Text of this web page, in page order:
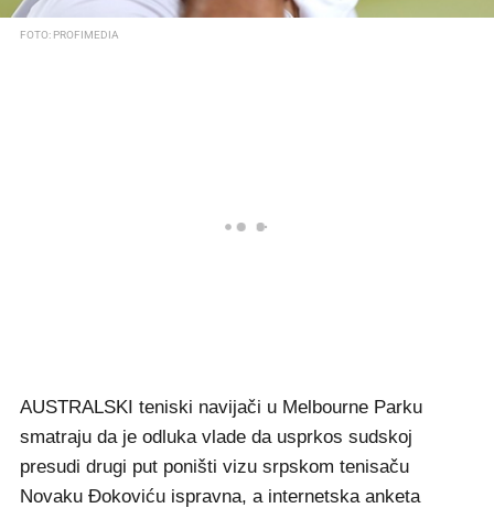
FOTO: PROFIMEDIA
AUSTRALSKI teniski navijači u Melbourne Parku
smatraju da je odluka vlade da usprkos sudskoj
presudi drugi put poništi vizu srpskom tenisaču
Novaku Đokoviću ispravna, a internetska anketa